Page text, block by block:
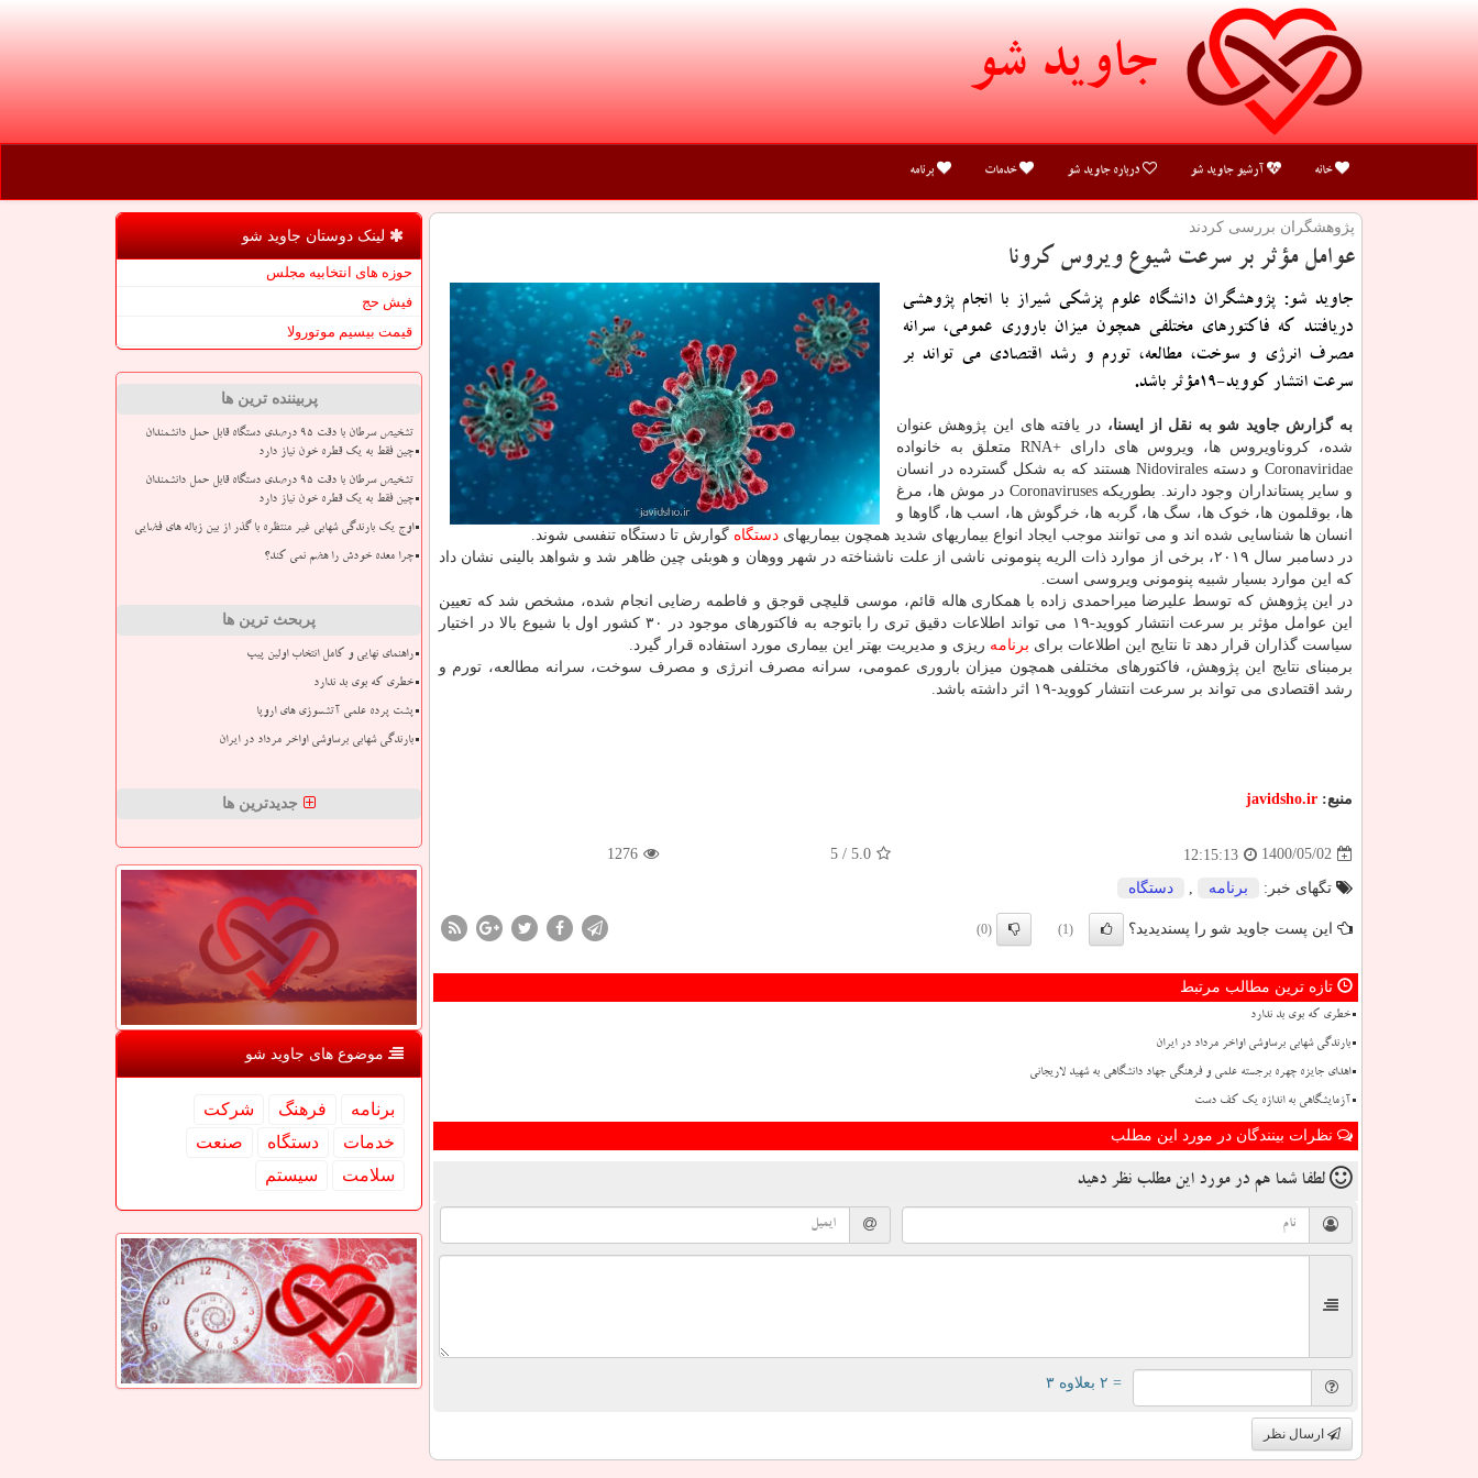
جاوید شو
خانه آرشیو جاوید شو درباره جاوید شو خدمات برنامه
پژوهشگران بررسی كردند
عوامل مؤثر بر سرعت شیوع ویروس كرونا
جاوید شو: پژوهشگران دانشگاه علوم پزشکی شیراز با انجام پژوهشی
دریافتند که فاکتورهای مختلفی همچون میزان باروری عمومی، سرانه
مصرف انرژی و سوخت، مطالعه، تورم و رشد اقتصادی می تواند بر
سرعت انتشار کووید-19مؤثر باشد.
به گزارش جاوید شو به نقل از ایسنا، در یافته های این پژوهش عنوان
شده، کروناویروس ها، ویروس های دارای +RNA متعلق به خانواده
Coronaviridae و دسته Nidovirales هستند که به شکل گسترده در انسان
و سایر پستانداران وجود دارند. بطوریکه Coronaviruses در موش ها، مرغ
ها، بوقلمون ها، خوک ها، سگ ها، گربه ها، خرگوش ها، اسب ها، گاوها و
انسان ها شناسایی شده اند و می توانند موجب ایجاد انواع بیماریهای شدید همچون بیماریهای دستگاه گوارش تا دستگاه تنفسی شوند.
در دسامبر سال ۲۰۱۹، برخی از موارد ذات الریه پنومونی ناشی از علت ناشناخته در شهر ووهان و هوبئی چین ظاهر شد و شواهد بالینی نشان داد
که این موارد بسیار شبیه پنومونی ویروسی است.
در این پژوهش که توسط علیرضا میراحمدی زاده با همکاری هاله قائم، موسی قلیچی قوجق و فاطمه رضایی انجام شده، مشخص شد که تعیین
این عوامل مؤثر بر سرعت انتشار کووید-۱۹ می تواند اطلاعات دقیق تری را باتوجه به فاکتورهای موجود در ۳۰ کشور اول با شیوع بالا در اختیار
سیاست گذاران قرار دهد تا نتایج این اطلاعات برای برنامه ریزی و مدیریت بهتر این بیماری مورد استفاده قرار گیرد.
برمبنای نتایج این پژوهش، فاکتورهای مختلفی همچون میزان باروری عمومی، سرانه مصرف انرژی و مصرف سوخت، سرانه مطالعه، تورم و
رشد اقتصادی می تواند بر سرعت انتشار کووید-۱۹ اثر داشته باشد.
منبع: javidsho.ir
1400/05/02
12:15:13
5.0
/ 5
1276
تگهای خبر: برنامه دستگاه
این پست جاوید شو را پسندیدید؟ (1)
(0)
تازه ترین مطالب مرتبط
خطری که بوی بد ندارد
بارندگی شهابی برساوشی اواخر مرداد در ایران
اهدای جایزه چهره برجسته علمی و فرهنگی جهاد دانشگاهی به شهید لاریجانی
آزمایشگاهی به اندازه یک کف دست
نظرات بینندگان در مورد این مطلب
لطفا شما هم در مورد این مطلب نظر دهید
= ۲ بعلاوه ۳
ارسال نظر
لینک دوستان جاوید شو
حوزه های انتخابیه مجلس
فیش حج
قیمت بیسیم موتورولا
پربیننده ترین ها
تشخیص سرطان با دقت ۹۵ درصدی دستگاه قابل حمل دانشمندان
چین فقط به یک قطره خون نیاز دارد
تشخیص سرطان با دقت ۹۵ درصدی دستگاه قابل حمل دانشمندان
چین فقط به یک قطره خون نیاز دارد
اوج یک بارندگی شهابی غیر منتظره با گذر از بین زباله های فضایی
چرا معده خودش را هضم نمی کند؟
پربحث ترین ها
راهنمای نهایی و کامل انتخاب اولین پیپ
خطری که بوی بد ندارد
پشت پرده علمی آتشسوزی های اروپا
بارندگی شهابی برساوشی اواخر مرداد در ایران
جدیدترین ها
موضوع های جاوید شو
برنامه فرهنگ
شركت
خدمات
دستگاه
صنعت
سلامت
سیستم